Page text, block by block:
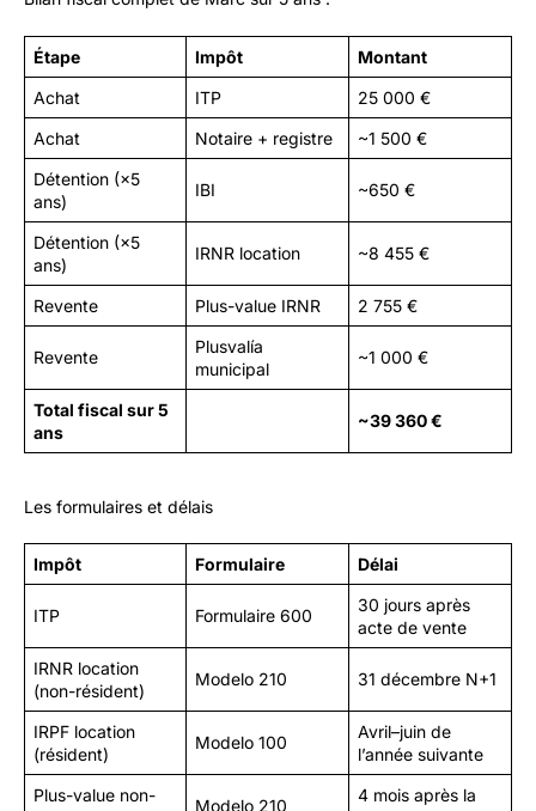
Étape Impôt
Montant
Achat
ITP
25 000 €
Achat
Notaire + registre
~1 500 €
Détention (×5
ans)
IBI ~650 €
Détention (×5
ans)
IRNR location ~8 455 €
Revente Plus-value IRNR 2 755 €
Revente
Plusvalía
municipal
~1 000 €
Total fiscal sur 5
ans
~39 360 €
Les formulaires et délais
Impôt Formulaire Délai
ITP Formulaire 600
30 jours après
acte de vente
IRNR location
(non-résident)
Modelo 210 31 décembre N+1
IRPF location
(résident)
Modelo 100
Avril–juin de
l’année suivante
Plus-value non-
Modelo 210
4 mois après la